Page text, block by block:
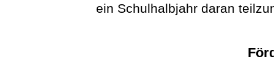
ein Schulhalbjahr daran